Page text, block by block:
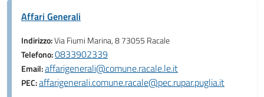
Affari Generali
Indirizzo:Via Fiumi Marina, 8 73055 Racale
Telefono:0833902339
Email:affarigenerali@comune.racale.le.it
PEC:affarigenerali.comune.racale@pec.rupar.puglia.it